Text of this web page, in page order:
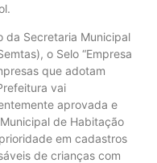
da Secretaria Municipal
o Selo “Empresa
que adotam
vai
aprovada e
de Habitação
em cadastros
de crianças com